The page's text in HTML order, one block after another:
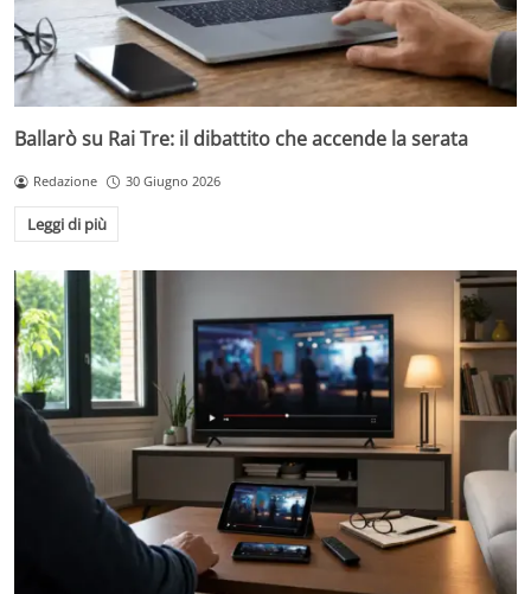
Ballarò su Rai Tre: il dibattito che accende la serata
Redazione 30 Giugno 2026
Leggi di più